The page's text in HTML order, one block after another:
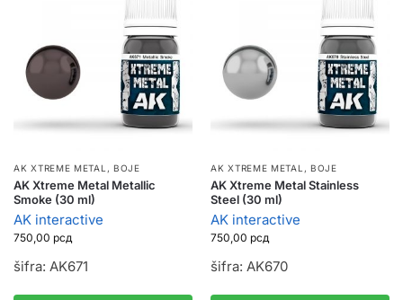
AK XTREME METAL , BOJE
AK Xtreme Metal Metallic
Smoke (30 ml)
AK interactive
750,00 рсд
šifra: AK671
AK XTREME METAL , BOJE
AK Xtreme Metal Stainless
Steel (30 ml)
AK interactive
750,00 рсд
šifra: AK670